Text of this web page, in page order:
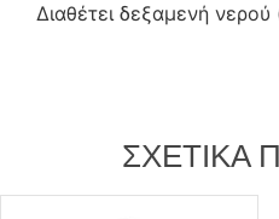
Διαθέτει δεξαμενή
ΣΧΕΤΙΚΆ